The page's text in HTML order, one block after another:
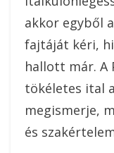
akkor egyből
fajtáját kéri,
hallott már. A
tökéletes ital
megismerje,
és